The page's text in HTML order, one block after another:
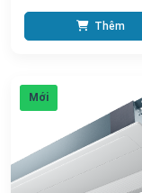
Thêm
Mới